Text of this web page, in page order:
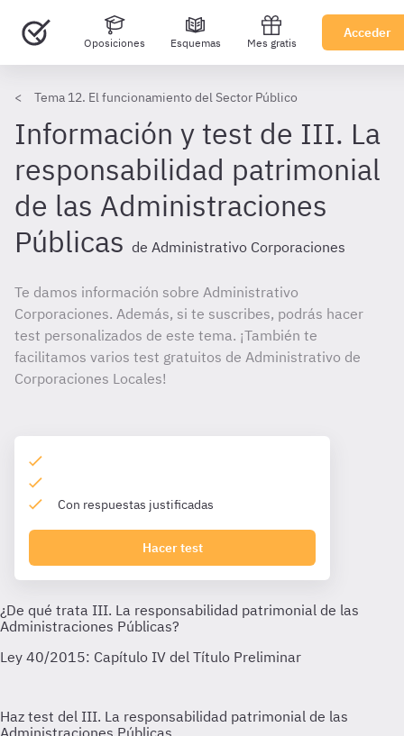
Oposiciones Esquemas Mes gratis
Acceder
Tema 12. El funcionamiento del Sector Público
Información y test de III. La
responsabilidad patrimonial
de las Administraciones
Públicas de Administrativo Corporaciones
Te damos información sobre Administrativo
Corporaciones. Además, si te suscribes, podrás hacer
test personalizados de este tema. ¡También te
facilitamos varios test gratuitos de Administrativo de
Corporaciones Locales!
Con respuestas justificadas
Hacer test